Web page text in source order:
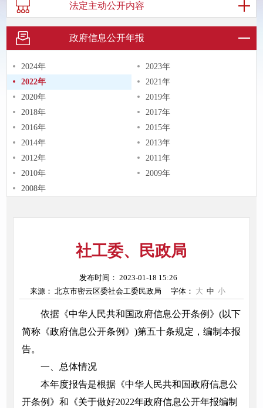
法定主动公开内容
政府信息公开年报
2024年
2023年
2022年
2021年
2020年
2019年
2018年
2017年
2016年
2015年
2014年
2013年
2012年
2011年
2010年
2009年
2008年
社工委、民政局
发布时间： 2023-01-18 15:26
来源： 北京市密云区委社会工委民政局
字体： 大 中 小
依据《中华人民共和国政府信息公开条例》(以下
简称《政府信息公开条例》)第五十条规定，编制本报
告。
一、总体情况
本年度报告是根据《中华人民共和国政府信息公
开条例》和《关于做好2022年政府信息公开年报编制